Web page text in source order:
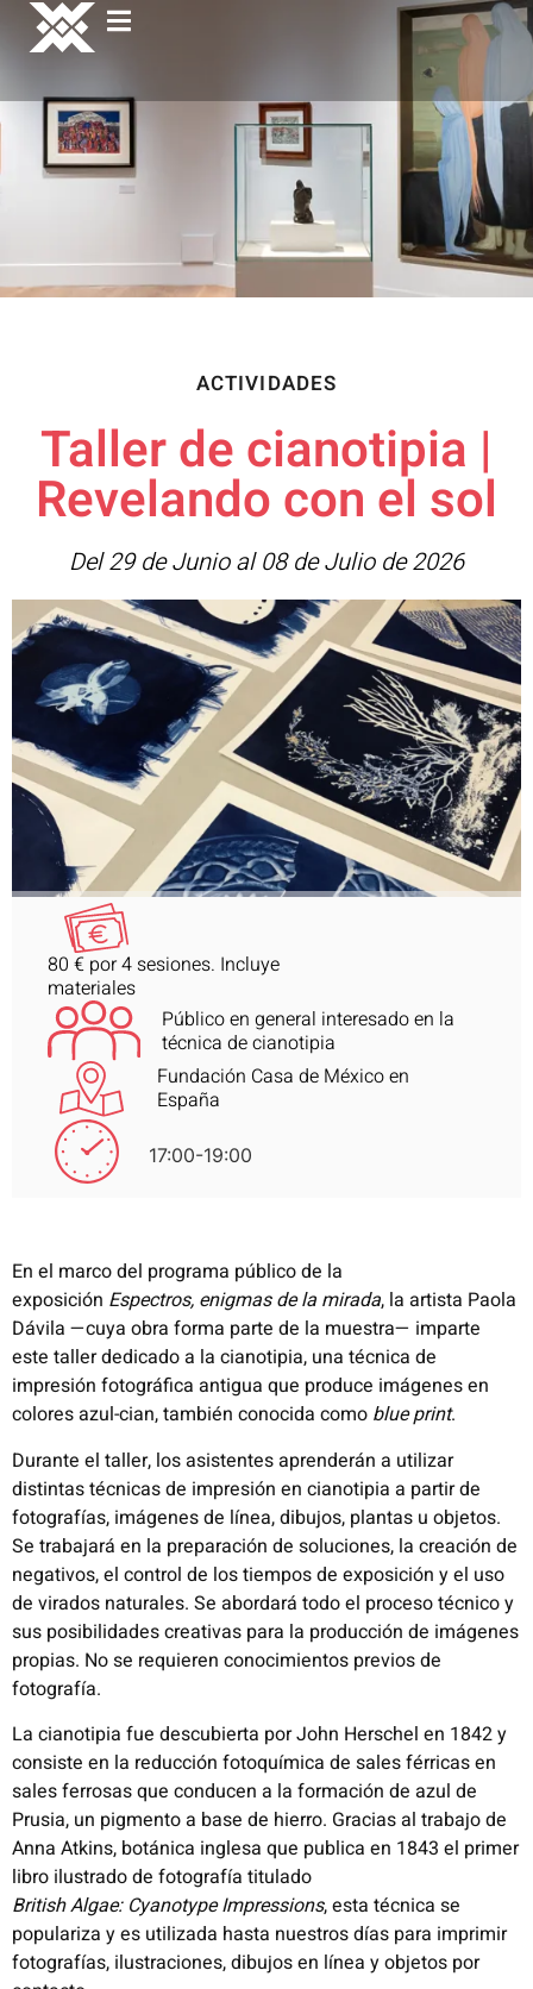
ACTIVIDADES
Taller de cianotipia |
Revelando con el sol
Del 29 de Junio al 08 de Julio de 2026
80 € por 4 sesiones. Incluye
materiales
Público en general interesado en la
técnica de cianotipia
Fundación Casa de México en
España
17:00-19:00
En el marco del programa público de la
exposición Espectros, enigmas de la mirada, la artista Paola
Dávila —cuya obra forma parte de la muestra— imparte
este taller dedicado a la cianotipia, una técnica de
impresión fotográfica antigua que produce imágenes en
colores azul-cian, también conocida como blue print.
Durante el taller, los asistentes aprenderán a utilizar
distintas técnicas de impresión en cianotipia a partir de
fotografías, imágenes de línea, dibujos, plantas u objetos.
Se trabajará en la preparación de soluciones, la creación de
negativos, el control de los tiempos de exposición y el uso
de virados naturales. Se abordará todo el proceso técnico y
sus posibilidades creativas para la producción de imágenes
propias. No se requieren conocimientos previos de
fotografía.
La cianotipia fue descubierta por John Herschel en 1842 y
consiste en la reducción fotoquímica de sales férricas en
sales ferrosas que conducen a la formación de azul de
Prusia, un pigmento a base de hierro. Gracias al trabajo de
Anna Atkins, botánica inglesa que publica en 1843 el primer
libro ilustrado de fotografía titulado
British Algae: Cyanotype Impressions, esta técnica se
populariza y es utilizada hasta nuestros días para imprimir
fotografías, ilustraciones, dibujos en línea y objetos por